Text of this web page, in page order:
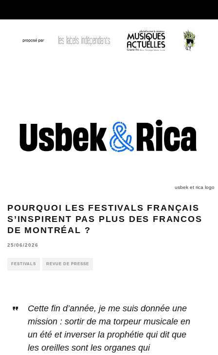
usbek et rica logo
POURQUOI LES FESTIVALS FRANÇAIS
S’INSPIRENT PAS PLUS DES FRANCOS
DE MONTRÉAL ?
25/06/2026
FESTIVALS REVUE DE PRESSE
Cette fin d’année, je me suis donnée une
mission : sortir de ma torpeur musicale en
un été et inverser la prophétie qui dit que
les oreilles sont les organes qui